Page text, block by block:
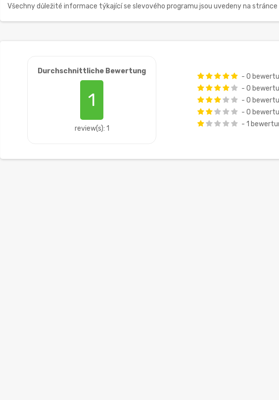
Všechny důležité informace týkající se slevového programu jsou uvedeny na stránce
Durchschnittliche Bewertung
1
review(s): 1
- 0
- 0
- 0
- 0
- 1